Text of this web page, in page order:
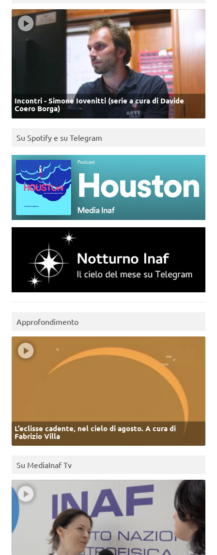
Incontri - Simone Iovenitti (serie a cura di Davide
Coero Borga)
Su Spotify e su Telegram
Approfondimento
L’eclisse cadente, nel cielo di agosto. A cura di
Fabrizio Villa
Su MediaInaf Tv